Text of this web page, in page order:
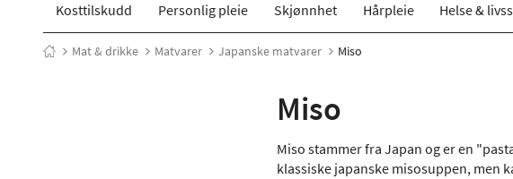
Kosttilskudd Personlig pleie Skjønnhet Hårpleie Helse &
Mat & drikke Matvarer Japanske matvarer Miso
Miso
Miso stammer fra Japan og er en
klassiske japanske misosuppen, men